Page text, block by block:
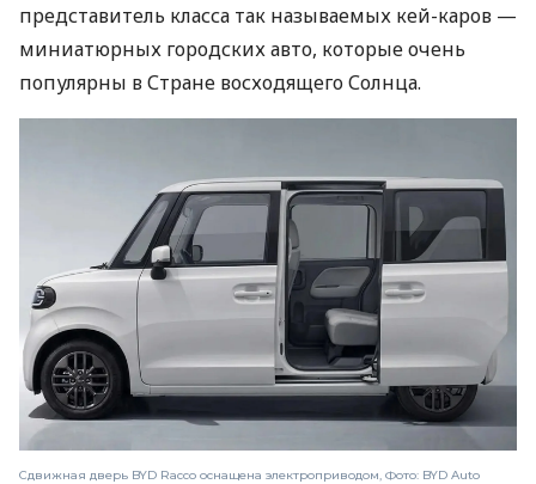
представитель класса так называемых кей-каров —
миниатюрных городских авто, которые очень
популярны в Стране восходящего Солнца.
Сдвижная дверь BYD Racco оснащена электроприводом, Фото: BYD Auto